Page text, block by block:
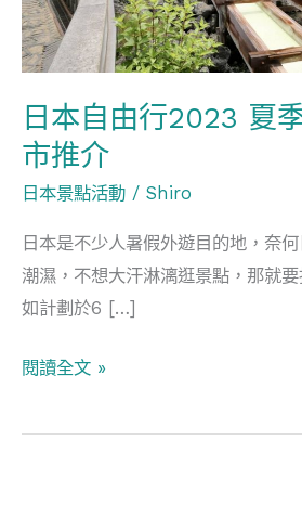
日本自由行2023 夏
市推介
日本景點活動 / Shiro
日本是不少人暑假外遊目的地，奈
潮濕，不想大汗淋漓逛景點，那就
如計劃於6 […]
季
避
必
訪
城
推
介
閱讀全文 »